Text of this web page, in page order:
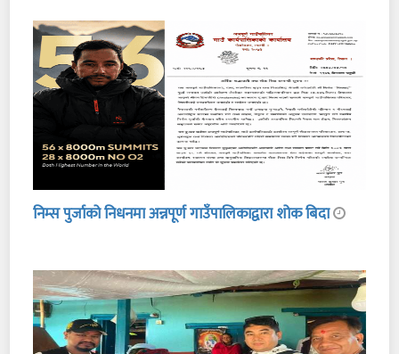
निम्स पुर्जाको निधनमा अन्नपूर्ण गाउँपालिकाद्वारा शोक बिदा